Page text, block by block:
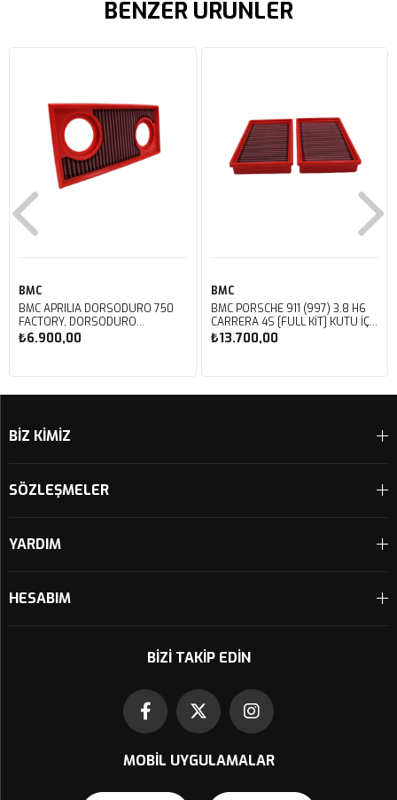
BENZER ÜRÜNLER
BMC
BMC APRILIA DORSODURO 750
FACTORY, DORSODURO
900, SHIVER 750 GT, SHIVER
750 KUTU İÇİ PERFORMANS
₺6.900,00
BMC
BMC PORSCHE 911 (997) 3.8 H6
CARRERA 4S [FULL KIT] KUTU İÇİ
PERFORMANS HAVA FİLTRESİ
FB468/20
₺13.700,00
BİZ KİMİZ
SÖZLEŞMELER
YARDIM
HESABIM
BIZI TAKIP EDIN
MOBIL UYGULAMALAR